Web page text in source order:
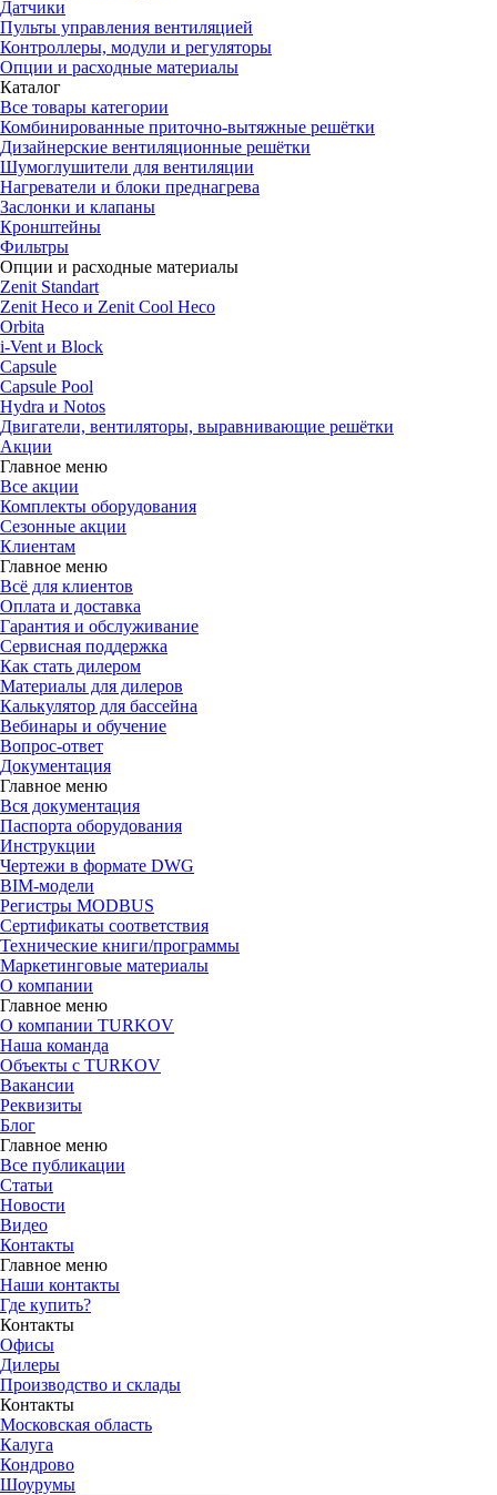
Датчики
Пульты управления вентиляцией
Контроллеры, модули и регуляторы
Опции и расходные материалы
Каталог
Все товары категории
Комбинированные приточно-вытяжные решётки
Дизайнерские вентиляционные решётки
Шумоглушители для вентиляции
Нагреватели и блоки преднагрева
Заслонки и клапаны
Кронштейны
Фильтры
Опции и расходные материалы
Zenit Standart
Zenit Heco и Zenit Cool Heco
Orbita
i-Vent и Block
Capsule
Capsule Pool
Hydra и Notos
Двигатели, вентиляторы, выравнивающие решётки
Акции
Главное меню
Все акции
Комплекты оборудования
Сезонные акции
Клиентам
Главное меню
Всё для клиентов
Оплата и доставка
Гарантия и обслуживание
Сервисная поддержка
Как стать дилером
Материалы для дилеров
Калькулятор для бассейна
Вебинары и обучение
Вопрос-ответ
Документация
Главное меню
Вся документация
Паспорта оборудования
Инструкции
Чертежи в формате DWG
BIM-модели
Регистры MODBUS
Сертификаты соответствия
Технические книги/программы
Маркетинговые материалы
О компании
Главное меню
О компании TURKOV
Наша команда
Объекты с TURKOV
Вакансии
Реквизиты
Блог
Главное меню
Все публикации
Статьи
Новости
Видео
Контакты
Главное меню
Наши контакты
Где купить?
Контакты
Офисы
Дилеры
Производство и склады
Контакты
Московская область
Калуга
Кондрово
Шоурумы